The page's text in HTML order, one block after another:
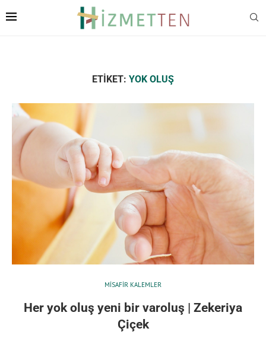
ETIKET: YOK OLUŞ
MISAFIR KALEMLER
Her yok oluş yeni bir varoluş | Zekeriya
Çiçek